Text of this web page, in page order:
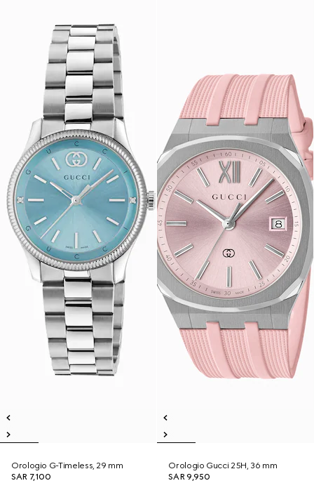
Orologio G-Timeless, 29 mm
SAR 7,100
Orologio Gucci 25H, 36 mm
SAR 9,950